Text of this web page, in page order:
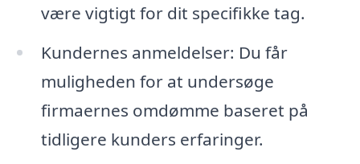
være vigtigt for dit specifikke tag.
Kundernes anmeldelser: Du får
muligheden for at undersøge
firmaernes omdømme baseret på
tidligere kunders erfaringer.